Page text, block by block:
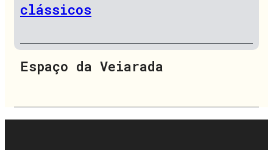
clássicos
Espaço da Veiarada